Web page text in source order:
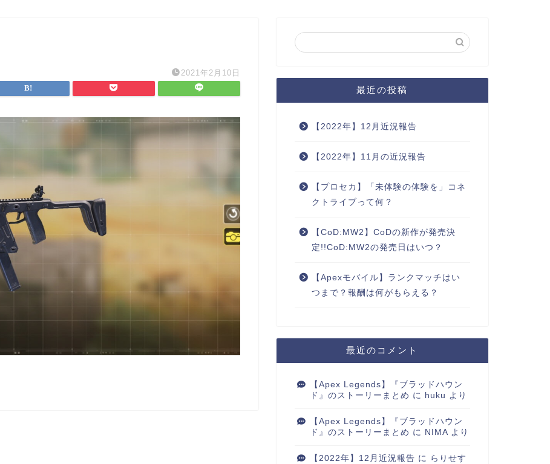
2021年2月10日
最近の投稿
【2022年】12月近況報告
【2022年】11月の近況報告
【プロセカ】「未体験の体験を」コネ
クトライブって何？
【CoD:MW2】CoDの新作が発売決
定!!CoD:MW2の発売日はいつ？
【Apexモバイル】ランクマッチはい
つまで？報酬は何がもらえる？
最近のコメント
【Apex Legends】『ブラッドハウン
ド』のストーリーまとめ に huku より
【Apex Legends】『ブラッドハウン
ド』のストーリーまとめ に NIMAより
【2022年】12月近況報告 に らりせす